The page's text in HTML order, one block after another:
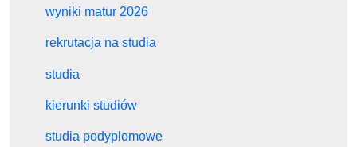
wyniki matur 2026
rekrutacja na studia
studia
kierunki studiów
studia podyplomowe